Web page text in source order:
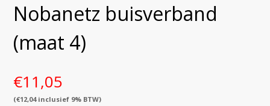
Nobanetz buisverband
(maat 4)
€11,05
(€12,04inclusief 9% BTW)